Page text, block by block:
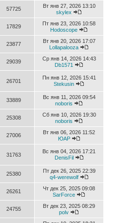
57725
Вт янв 27, 2026 13:10
skylex
17829
Пт янв 23, 2026 10:58
Hodoscope
23877
Вт янв 20, 2026 17:07
Lollapalooza
29039
Ср янв 14, 2026 14:43
Db1571
26701
Пн янв 12, 2026 15:41
Stekusin
33889
Вс янв 11, 2026 09:54
noboris
25308
Сб янв 10, 2026 19:30
noboris
27006
Вт янв 06, 2026 11:52
ЮАР
31763
Вс янв 04, 2026 17:21
DenisFil
25380
Пт дек 26, 2025 22:39
q4-werewolf
26261
Чт дек 25, 2025 09:08
SarForce
24755
Вт дек 23, 2025 08:29
polv